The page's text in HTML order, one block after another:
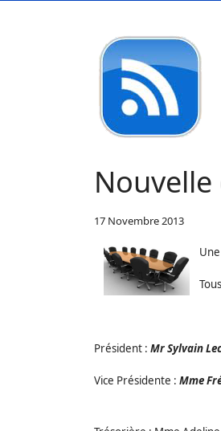
17 Novembre 2013
Président : Mr Sylvain
Vice Présidente : Mme